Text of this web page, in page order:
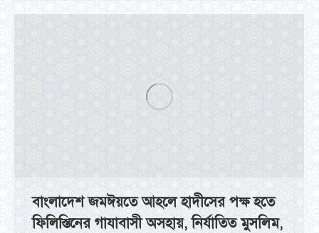
বাংলাদেশ জমঈয়তে আহলে হাদীসের পক্ষ হতে
ফিলিস্তিনের গাযাবাসী অসহায়, নির্যাতিত মুসলিম,